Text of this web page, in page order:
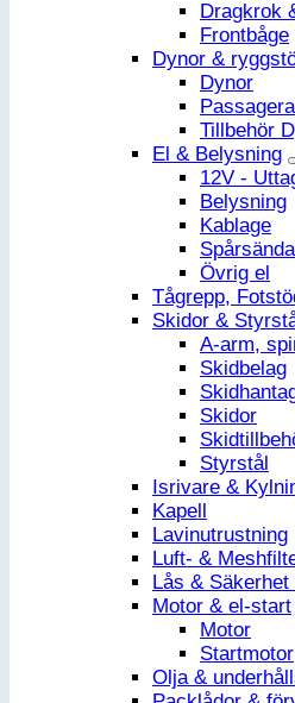
Dragkrok
Frontbåge
Dynor &
Dynor
Tillbehör
El & Belysning
12V -
Belysning
Kablage
Övrig el
Tågrepp,
Skidor &
A-arm,
Skidbelag
Skidor
Styrstål
Isrivare &
Kapell
Lavinutrustning
Luft- &
Lås &
Motor & el-start
Motor
Startmotor
Olja &